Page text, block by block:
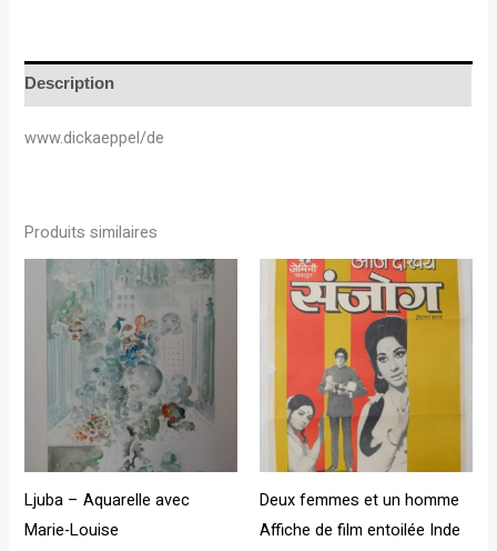
Description
www.dickaeppel/de
Produits similaires
Ljuba – Aquarelle avec
Marie-Louise
Deux femmes et un homme
Affiche de film entoilée Inde